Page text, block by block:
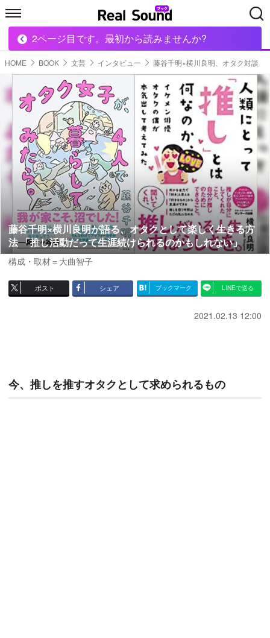
HOME MUSIC MOVIE TECH
HOME BOOK 文芸 インタビュー 藤谷千明×横川良明、オタク対談
藤谷千明×横川良明が語る、オタクとして楽しく生きる方
法 「推し活動だって生涯続けられるのかもしれない」
構成・取材＝大曲智子
ポスト シェア ブックマーク LINEで送る
2021.02.13 12:00
今、推しを推すオタクとして求められるもの
2ページ目です。最初から読みませんか?